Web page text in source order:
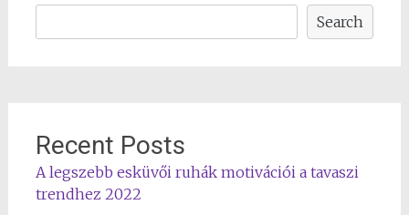
Search
Recent Posts
A legszebb esküvői ruhák motivációi a tavaszi
trendhez 2022